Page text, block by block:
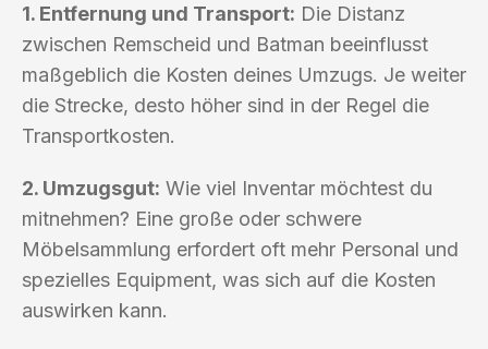
1. Entfernung und Transport: Die Distanz
zwischen Remscheid und Batman beeinflusst
maßgeblich die Kosten deines Umzugs. Je weiter
die Strecke, desto höher sind in der Regel die
Transportkosten.
2. Umzugsgut: Wie viel Inventar möchtest du
mitnehmen? Eine große oder schwere
Möbelsammlung erfordert oft mehr Personal und
spezielles Equipment, was sich auf die Kosten
auswirken kann.